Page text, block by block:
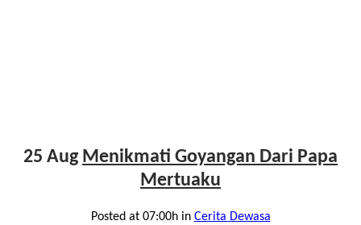
25 Aug Menikmati Goyangan Dari Papa
Mertuaku
Posted at 07:00hin Cerita Dewasa